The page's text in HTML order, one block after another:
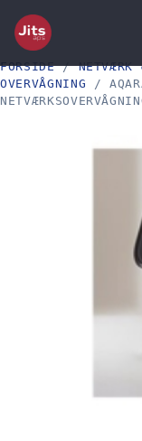
FORSIDE/NETVÆRK
OVERVÅGNING /